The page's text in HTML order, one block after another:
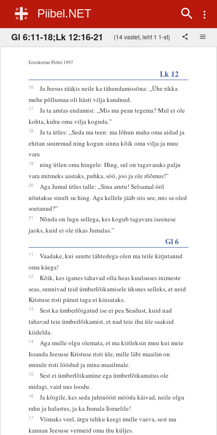
Piibel.NET
Gl 6:11-18;Lk 12:16-21 (14 vastet, leht 1 1-st)
Eestikeelne Piibel 1997
Lk 12
16
Ja Jeesus rääkis neile ka tähendamissõna: „Ühe rikka
mehe põllumaa oli hästi vilja kandnud.
17
Ja ta arutas endamisi: „Mis ma pean tegema? Mul ei ole
kohta, kuhu oma vilja koguda.”
18
Ja ta ütles: „Seda ma teen: ma lõhun maha oma aidad ja
ehitan suuremad ning kogun sinna kõik oma vilja ja muu
vara
19
ning ütlen oma hingele: Hing, sul on tagavaraks palju
vara mitmeks aastaks, puhka, söö, joo ja ole rõõmus!”
20
Aga Jumal ütles talle: „Sina arutu! Selsamal ööl
nõutakse sinult su hing. Aga kellele jääb siis see, mis sa oled
soetanud?”
21
Nõnda on lugu sellega, kes kogub tagavara iseenese
jaoks, kuid ei ole rikas Jumalas.”
Gl 6
11
Vaadake, kui suurte tähtedega olen ma teile kirjutanud
oma käega!
12
Kõik, kes iganes tahavad olla heas kuulsuses inimeste
seas, sunnivad teid ümberlõikamisele üksnes selleks, et neid
Kristuse risti pärast taga ei kiusataks.
13
Sest ka ümberlõigatud ise ei pea Seadust, kuid nad
tahavad teie ümberlõikamist, et nad teie ihu üle saaksid
kiidelda.
14
Aga mulle olgu olemata, et ma kiitleksin muu kui meie
Issanda Jeesuse Kristuse risti üle, mille läbi maailm on
minule risti löödud ja mina maailmale.
15
Sest ei ümberlõikamine ega ümberlõikamatus ole
midagi, vaid uus loodu.
16
Ja kõigile, kes seda juhtnööri mööda käivad, neile olgu
rahu ja halastus, ja ka Jumala Iisraelile!
17
Viimaks veel, ärgu tehku keegi mulle vaeva, sest ma
kannan Jeesuse vermeid oma ihu küljes.